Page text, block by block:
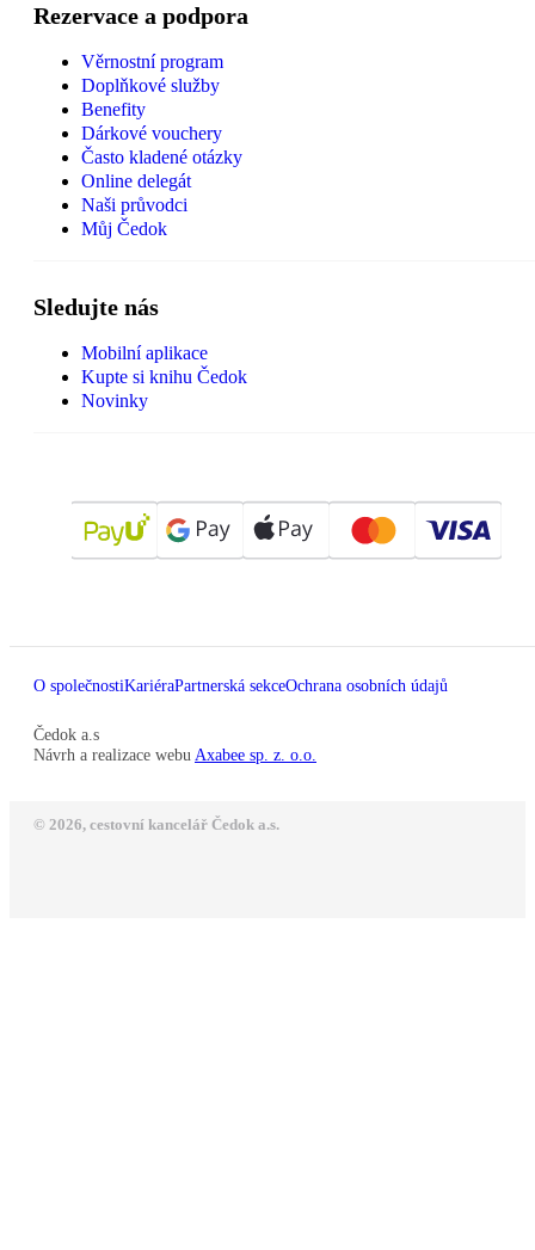
Rezervace a podpora
Věrnostní program
Doplňkové služby
Benefity
Dárkové vouchery
Často kladené otázky
Online delegát
Naši průvodci
Můj Čedok
Sledujte nás
Mobilní aplikace
Kupte si knihu Čedok
Novinky
O společnostiKariéraPartnerská sekceOchrana osobních údajů
Čedok a.s
Návrh a realizace webu Axabee sp. z. o.o.
© 2026, cestovní kancelář Čedok a.s.